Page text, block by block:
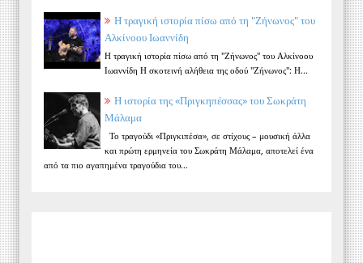
Η τραγική ιστορία πίσω από τη "Ζήνωνος" του
Αλκίνοου Ιωαννίδη
Η τραγική ιστορία πίσω από τη "Ζήνωνος" του Αλκίνοου
Ιωαννίδη Η σκοτεινή αλήθεια της οδού "Ζήνωνος": Η...
Η ιστορία της «Πριγκηπέσσας» του Σωκράτη
Μάλαμα
Το τραγούδι «Πριγκιπέσα», σε στίχους – μουσική άλλα
και πρώτη ερμηνεία του Σωκράτη Μάλαμα, αποτελεί ένα
από τα πιο αγαπημένα τραγούδια του...